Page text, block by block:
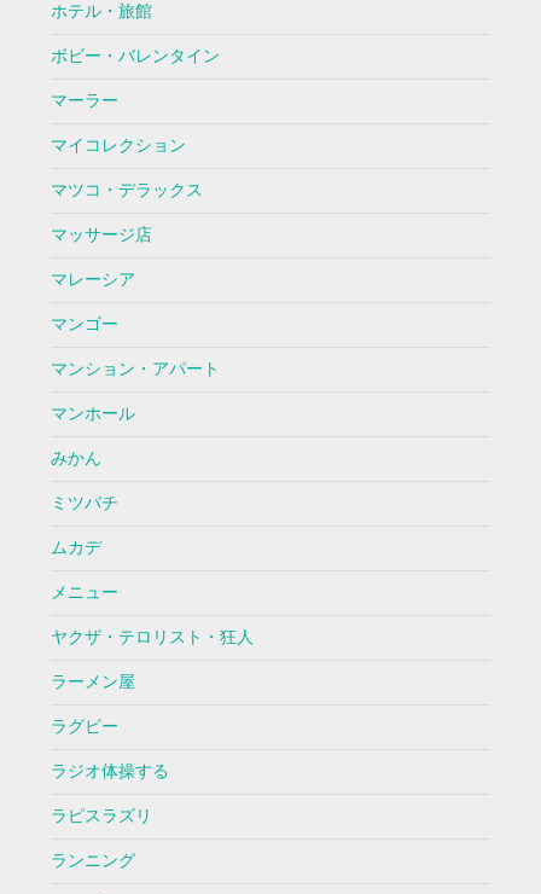
ホテル・旅館
ボビー・バレンタイン
マーラー
マイコレクション
マツコ・デラックス
マッサージ店
マレーシア
マンゴー
マンション・アパート
マンホール
みかん
ミツバチ
ムカデ
メニュー
ヤクザ・テロリスト・狂人
ラーメン屋
ラグビー
ラジオ体操する
ラピスラズリ
ランニング